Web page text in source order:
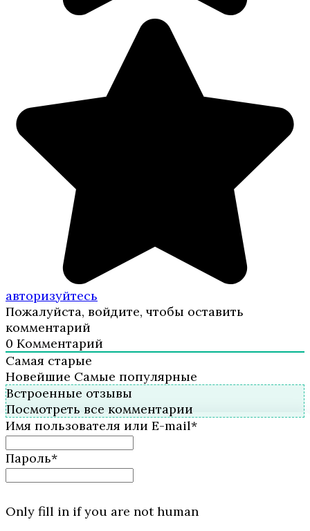
авторизуйтесь
Пожалуйста, войдите, чтобы оставить
комментарий
0 Комментарий
Самая старые
Новейшие Самые популярные
Встроенные отзывы
Посмотреть все комментарии
Имя пользователя или E-mail*
Пароль*
Only fill in if you are not human